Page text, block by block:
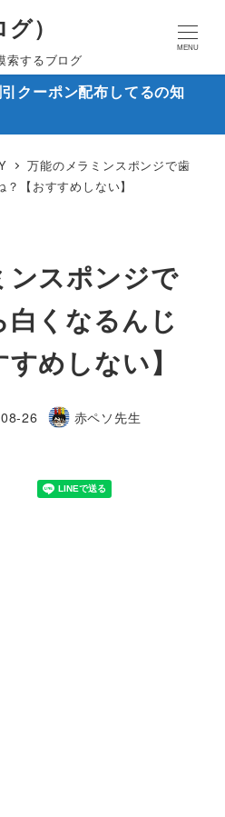
）
索するブログ
MENU
クーポン配布してるの知
万能のメラミンスポンジで歯
【おすすめしない】
ンスポンジで
くなるんじ
めしない】
26
著
赤ペソ先生